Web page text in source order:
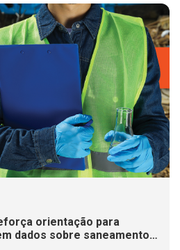
orientação para
dados sobre saneamento